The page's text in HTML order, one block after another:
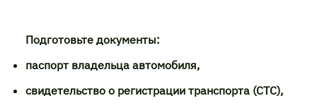
Подготовьте документы:
паспорт владельца автомобиля,
свидетельство о регистрации транспорта (СТС),